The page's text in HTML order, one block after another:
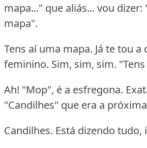
mapa..." que aliás... vou
mapa".
Tens aí uma mapa. Já te tou a
feminino. Sim, sim, sim.
Ah! "Mop", é a esfregona.
"Candilhes" que era a
Candilhes. Está dizendo tudo,